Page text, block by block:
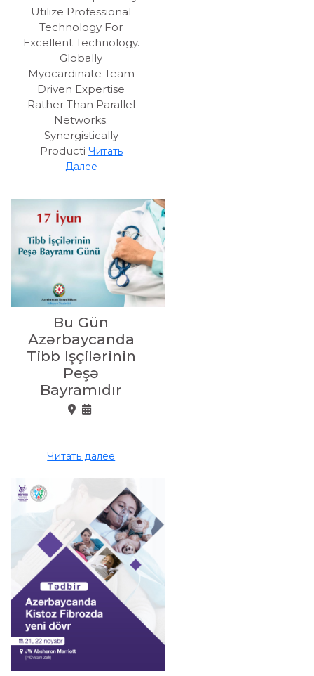
Utilize Professional
Technology For
Excellent Technology.
Globally
Myocardinate Team
Driven Expertise
Rather Than Parallel
Networks.
Synergistically
Producti Читать
Далее
Bu Gün
Azərbaycanda
Tibb Işçilərinin
Peşə
Bayramıdır
Читать далее